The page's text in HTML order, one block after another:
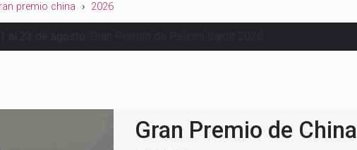
premio china 2026
Gran Premio de China